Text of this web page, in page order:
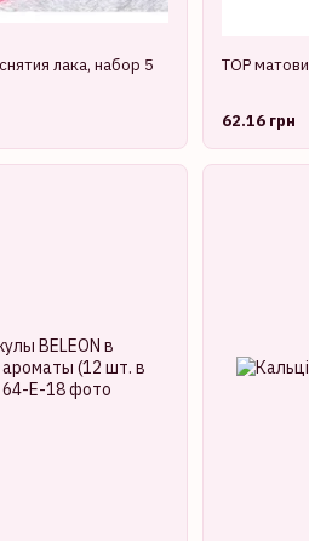
лака, набор 5
TOP
62.16 грн